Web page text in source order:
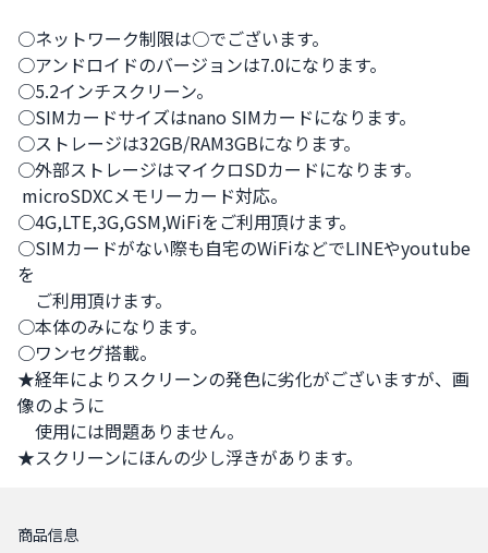
○ネットワーク制限は○でございます。
○アンドロイドのバージョンは7.0になります。
○5.2インチスクリーン。
○SIMカードサイズはnano SIMカードになります。
○ストレージは32GB/RAM3GBになります。
○外部ストレージはマイクロSDカードになります。
○4G,LTE,3G,GSM,WiFiをご利用頂けます。
○SIMカードがない際も自宅のWiFiなどでLINEやyoutube
を
ご利用頂けます。
○本体のみになります。
○ワンセグ搭載。
★経年によりスクリーンの発色に劣化がございますが、画
像のように
使用には問題ありません。
★スクリーンにほんの少し浮きがあります。
商品信息